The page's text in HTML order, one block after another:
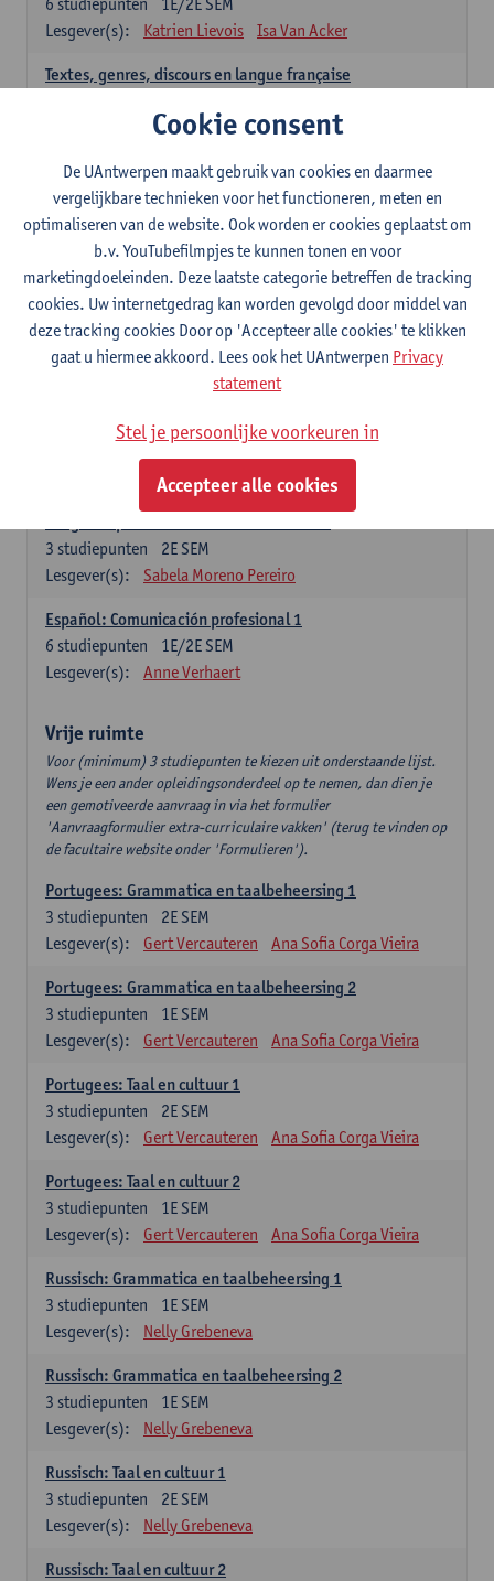
Lesgever(s):
Katrien Lievois Isa Van Acker
Textes, genres, discours en langue française
Kris Peeters
Spaans: verplichte opleidingsonderdelen
Gramática española 1
1E SEM
studiepunten
Lesgever(s):
Anne Verhaert
Gramática española 2
2E SEM
3studiepunten
Anne Verhaert
Lengua española: Destrezas básicas
Sabela Moreno Pereiro
2E SEM
3 studiepunten
Lesgever(s):
Sabela Moreno Pereiro
Español: Comunicación profesional 1
1E/2E SEM
6 studiepunten
Lesgever(s):
Anne Verhaert
Vrije ruimte
Voor (minimum) 3 studiepunten te kiezen uit onderstaande lijst.
Wens je een ander opleidingsonderdeel op te nemen, dan dien je
een gemotiveerde aanvraag in via het formulier
'Aanvraagformulier extra-curriculaire vakken' (terug te vinden op
de facultaire website onder 'Formulieren').
Portugees: Grammatica en taalbeheersing 1
2E SEM
3 studiepunten
Lesgever(s):
Gert Vercauteren Ana Sofia Corga Vieira
Portugees: Grammatica en taalbeheersing 2
1E SEM
3 studiepunten
Lesgever(s):
Gert Vercauteren Ana Sofia Corga Vieira
Portugees: Taal en cultuur 1
2E SEM
3 studiepunten
Lesgever(s):
Gert Vercauteren Ana Sofia Corga Vieira
Portugees: Taal en cultuur 2
1E SEM
3 studiepunten
Lesgever(s):
Gert Vercauteren Ana Sofia Corga Vieira
Russisch: Grammatica en taalbeheersing 1
1E SEM
3 studiepunten
Lesgever(s):
Nelly Grebeneva
Russisch: Grammatica en taalbeheersing 2
1E SEM
3 studiepunten
Lesgever(s):
Nelly Grebeneva
Russisch: Taal en cultuur 1
2E SEM
3 studiepunten
Lesgever(s):
Nelly Grebeneva
Russisch: Taal en cultuur 2
Cookie consent
De UAntwerpen maakt gebruik van cookies en daarmee
vergelijkbare technieken voor het functioneren, meten en
optimaliseren van de website. Ook worden er cookies geplaatst om
b.v. YouTubefilmpjes te kunnen tonen en voor
marketingdoeleinden. Deze laatste categorie betreffen de tracking
cookies. Uw internetgedrag kan worden gevolgd door middel van
deze tracking cookies Door op 'Accepteer alle cookies' te klikken
gaat u hiermee akkoord. Lees ook het UAntwerpen Privacy
statement
Stel je persoonlijke voorkeuren in
Accepteer alle cookies